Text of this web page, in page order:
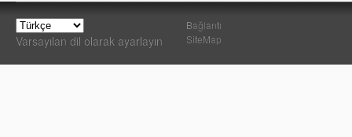
Varsayılan dil olarak ayarlayın
Bağlantı
SiteMap